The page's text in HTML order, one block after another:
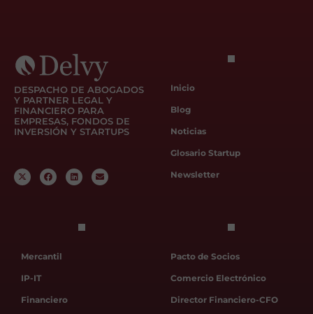
DESPACHO DE ABOGADOS
Y PARTNER LEGAL Y
FINANCIERO PARA
EMPRESAS, FONDOS DE
INVERSIÓN Y STARTUPS
Inicio
Blog
Noticias
Glosario Startup
Newsletter
Mercantil
IP-IT
Financiero
Pacto de Socios
Comercio Electrónico
Director Financiero-CFO